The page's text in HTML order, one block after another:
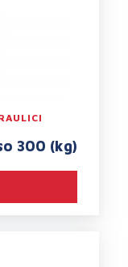
300 (kg)